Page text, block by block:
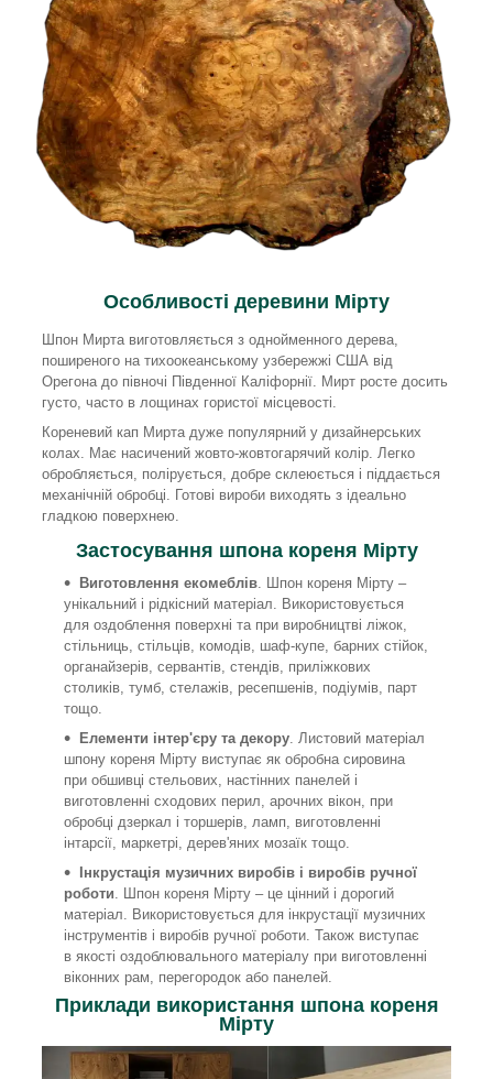
Особливості деревини Мірту
Шпон Мирта виготовляється з однойменного дерева,
поширеного на тихоокеанському узбережжі США від
Орегона до півночі Південної Каліфорнії. Мирт росте досить
густо, часто в лощинах гористої місцевості.
Кореневий кап Мирта дуже популярний у дизайнерських
колах. Має насичений жовто-жовтогарячий колір. Легко
обробляється, полірується, добре склеюється і піддається
механічній обробці. Готові вироби виходять з ідеально
гладкою поверхнею.
Застосування шпона кореня Мірту
Виготовлення екомеблів. Шпон кореня Мірту –
унікальний і рідкісний матеріал. Використовується
для оздоблення поверхні та при виробництві ліжок,
стільниць, стільців, комодів, шаф-купе, барних стійок,
органайзерів, сервантів, стендів, приліжкових
столиків, тумб, стелажів, ресепшенів, подіумів, парт
тощо.
Елементи інтер'єру та декору. Листовий матеріал
шпону кореня Мірту виступає як обробна сировина
при обшивці стельових, настінних панелей і
виготовленні сходових перил, арочних вікон, при
обробці дзеркал і торшерів, ламп, виготовленні
інтарсії, маркетрі, дерев'яних мозаїк тощо.
Інкрустація музичних виробів і виробів ручної
роботи. Шпон кореня Мірту – це цінний і дорогий
матеріал. Використовується для інкрустації музичних
інструментів і виробів ручної роботи. Також виступає
в якості оздоблювального матеріалу при виготовленні
віконних рам, перегородок або панелей.
Приклади використання шпона кореня
Мірту